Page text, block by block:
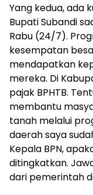
Yang kedua, ada
Bupati Subandi
Rabu (24/7).
kesempatan
mendapatkan
mereka. Di
pajak BPHTB.
membantu
tanah melalui
daerah saya
Kepala BPN,
ditingkatkan.
dari pemerintah